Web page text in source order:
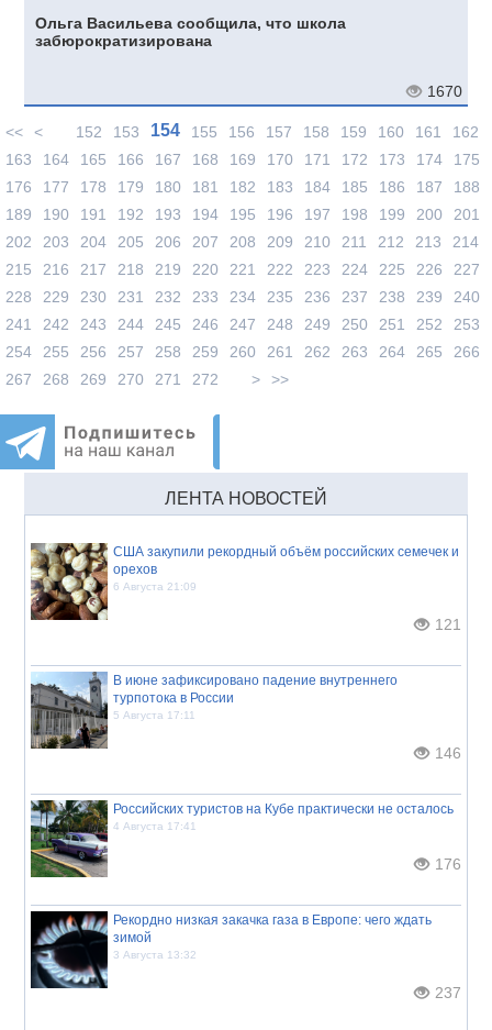
Ольга Васильева сообщила, что школа
забюрократизирована
1670
<< < 152 153 154 155 156 157 158 159 160 161
162
163
164 165 166 167 168 169 170 171 172 173 174
175
176
177 178 179 180 181 182 183 184 185 186 187
188
189
190 191 192 193 194 195 196 197 198 199 200
201
202
203 204 205 206 207 208 209 210 211 212 213
214
215
216 217 218 219 220 221 222 223 224 225 226
227
228
229 230 231 232 233 234 235 236 237 238 239
240
241
242 243 244 245 246 247 248 249 250 251 252
253
254
255 256 257 258 259 260 261 262 263 264 265
266
267
268 269 270 271 272 > >>
ЛЕНТА НОВОСТЕЙ
США закупили рекордный объём российских семечек и
орехов
6 Августа 21:09
121
В июне зафиксировано падение внутреннего
турпотока в России
5 Августа 17:11
146
Российских туристов на Кубе практически не осталось
4 Августа 17:41
176
Рекордно низкая закачка газа в Европе: чего ждать
зимой
3 Августа 13:32
237